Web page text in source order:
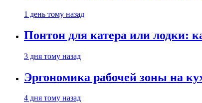
1 день тому назад
Понтон для катера или лодки:
3 дня тому назад
Эргономика рабочей зоны на
4 дня тому назад